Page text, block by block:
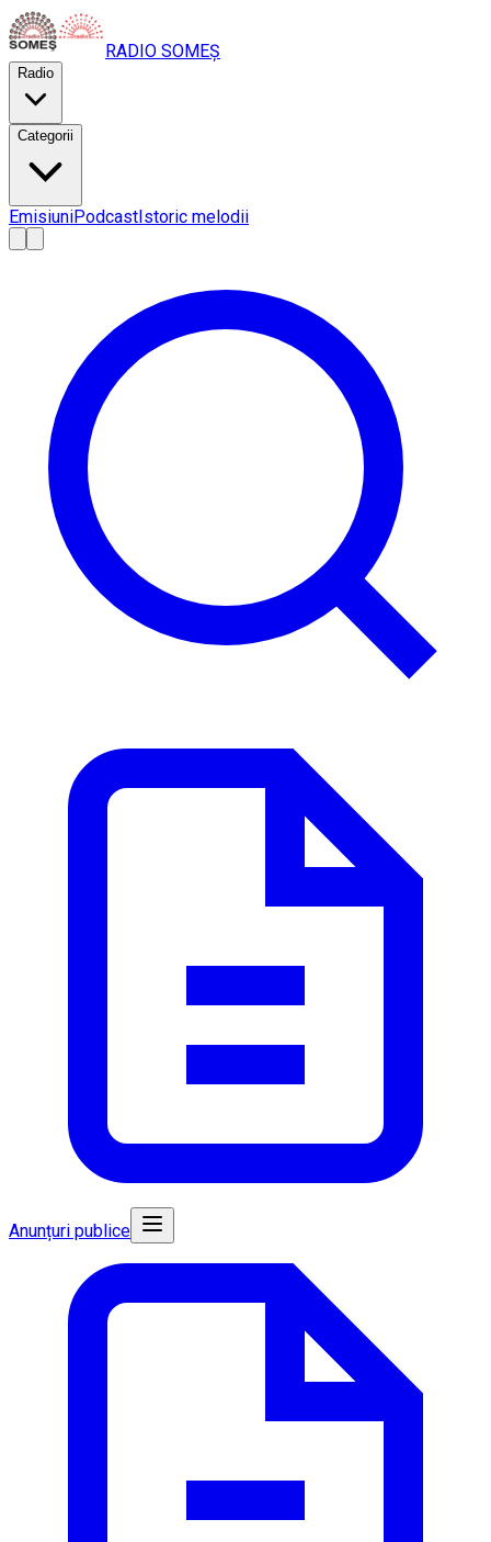
RADIO SOMEȘ
Radio
Categorii
EmisiuniPodcastIstoric melodii
AA
Anunțuri publice